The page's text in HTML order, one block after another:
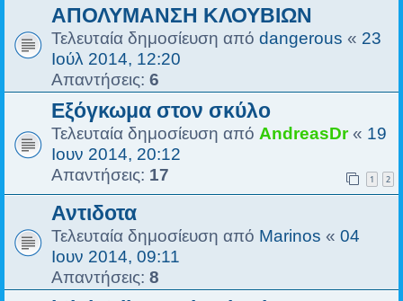
ΑΠΟΛΥΜΑΝΣΗ ΚΛΟΥΒΙΩΝ
Τελευταία δημοσίευση από dangerous « 23
Ιούλ 2014, 12:20
Απαντήσεις: 6
Εξόγκωμα στον σκύλο
Τελευταία δημοσίευση από AndreasDr« 19
Ιουν 2014, 20:12
Απαντήσεις: 17 1 2
Αντιδοτα
Τελευταία δημοσίευση από Marinos « 04
Ιουν 2014, 09:11
Απαντήσεις: 8